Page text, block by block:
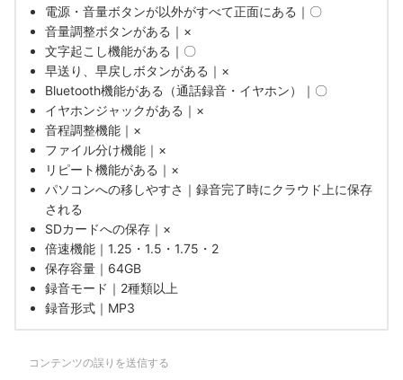
電源・音量ボタンが以外がすべて正面にある｜〇
音量調整ボタンがある｜×
文字起こし機能がある｜〇
早送り、早戻しボタンがある｜×
Bluetooth機能がある（通話録音・イヤホン）｜〇
イヤホンジャックがある｜×
音程調整機能｜×
ファイル分け機能｜×
リピート機能がある｜×
パソコンへの移しやすさ｜録音完了時にクラウド上に保存
される
SDカードへの保存｜×
倍速機能｜1.25・1.5・1.75・2
保存容量｜64GB
録音モード｜2種類以上
録音形式｜MP3
コンテンツの誤りを送信する